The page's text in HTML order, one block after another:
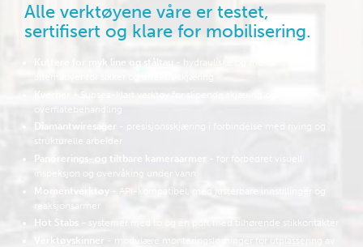
Alle verktøyene våre er testet,
sertifisert og klare for mobilisering.
Kuttere for myk line og ståltau
Kverner
- Subsea-klart verktøy for slipende skjæring og
overflatebehandling
Diamantwiresager
strukturelle arbeider
Panorerings- og tiltbare kameraarmer
inspeksjon og overvåking under vann
Momentverktøy - API-kompatibel, med justerbare innstillinger og
reaksjonsarmer
Hot Stabs
- systemer med to og én port med tilhørende stikkontakter
Verktøyskinner
- modulære monteringsløsninger for utplassering av